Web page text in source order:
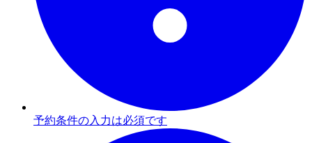
予約条件の入力は必須です